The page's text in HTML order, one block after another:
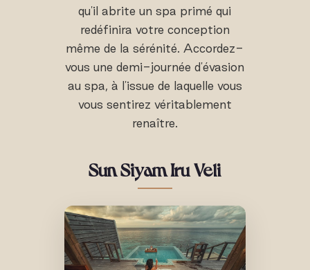
qu'il abrite un spa primé qui
redéfinira votre conception
même de la sérénité. Accordez-
vous une demi-journée d'évasion
au spa, à l'issue de laquelle vous
vous sentirez véritablement
renaître.
Sun Siyam Iru Veli